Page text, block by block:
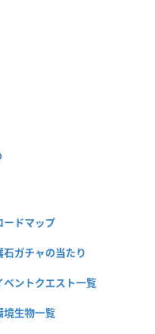
ードマップ
石ガチャの当たり
ベントクエスト一覧
境生物一覧